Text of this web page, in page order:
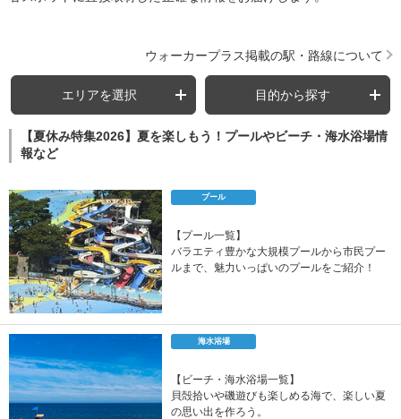
ウォーカープラス掲載の駅・路線について
エリアを選択 目的から探す
【夏休み特集2026】夏を楽しもう！プールやビーチ・海水浴場情
報など
プール
【プール一覧】
バラエティ豊かな大規模プールから市民プー
ルまで、魅力いっぱいのプールをご紹介！
海水浴場
【ビーチ・海水浴場一覧】
貝殻拾いや磯遊びも楽しめる海で、楽しい夏
の思い出を作ろう。